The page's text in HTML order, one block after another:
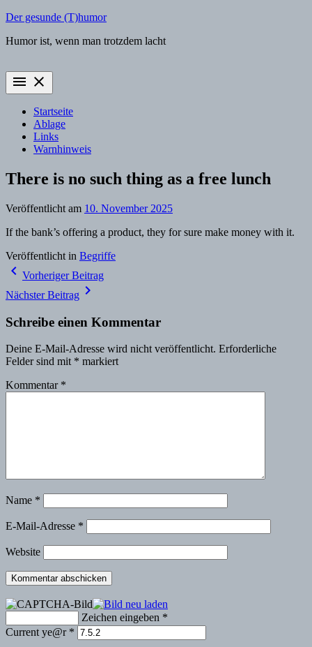
Zum
springen
Der gesunde (T)humor
Humor ist, wenn man trotzdem lacht
menu close
Startseite
Ablage
Links
Warnhinweis
There is no such thing as a free lunch
Veröffentlicht am 10. November 2025
If the bank’s offering a product, they for sure make money with it.
Veröffentlicht in Begriffe
Beitragsnavigation
navigate_before Vorheriger Beitrag
Nächster Beitrag navigate_next
Schreibe einen Kommentar
Deine E-Mail-Adresse wird nicht veröffentlicht. Erforderliche
Felder sind mit * markiert
Kommentar *
Name *
E-Mail-Adresse *
Website
Zeichen eingeben *
Current ye@r *